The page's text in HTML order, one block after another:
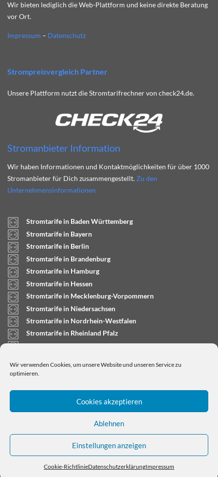
Wir verwenden Cookies, um unsere Website und unseren Service zu
optimieren.
Cookies akzeptieren
Ablehnen
Einstellungen anzeigen
Cookie-RichtlinieDatenschutzerklärungImpressum
Wir bieten lediglich die Web-Plattform und keine direkte Beratung
vor Ort.
Impressum – Datenschutz
Strompreisvergleich Partner
Unsere Plattform nutzt die Stromtarifrechner von check24.de.
Stromanbieter Information
Wir haben Informationen und Kontaktmöglichkeiten für über 1000
Stromanbieter für Dich zusammengestellt. Zu den
Unternehmensinformationen
Stromtarife in Baden Württemberg
Stromtarife in Bayern
Stromtarife in Berlin
Stromtarife in Brandenburg
Stromtarife in Hamburg
Stromtarife in Hessen
Stromtarife in Mecklenburg-Vorpommern
Stromtarife in Niedersachsen
Stromtarife in Nordrhein-Westfalen
Stromtarife in Rheinland Pfalz
Stromtarife in Saarland
Stromtarife in Schleswig-Holstein
Copyright © 2024stromtarifrechner.org